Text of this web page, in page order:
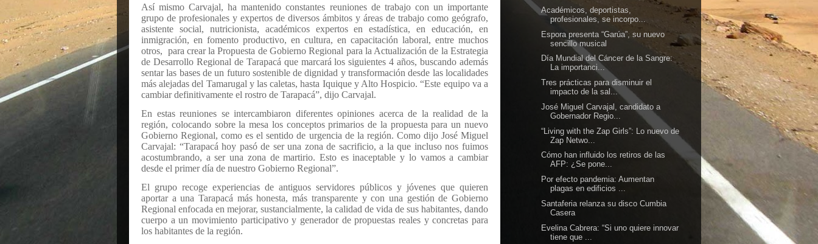
Así mismo Carvajal, ha mantenido constantes reuniones de trabajo con un importante
grupo de profesionales y expertos de diversos ámbitos y áreas de trabajo como geógrafo,
asistente social, nutricionista, académicos expertos en estadística, en educación, en
inmigración, en fomento productivo, en cultura, en capacitación laboral, entre muchos
otros, para crear la Propuesta de Gobierno Regional para la Actualización de la Estrategia
de Desarrollo Regional de Tarapacá que marcará los siguientes 4 años, buscando además
sentar las bases de un futuro sostenible de dignidad y transformación desde las localidades
más alejadas del Tamarugal y las caletas, hasta Iquique y Alto Hospicio. “Este equipo va a
cambiar definitivamente el rostro de Tarapacá”, dijo Carvajal.
En estas reuniones se intercambiaron diferentes opiniones acerca de la realidad de la
región, colocando sobre la mesa los conceptos primarios de la propuesta para un nuevo
Gobierno Regional, como es el sentido de urgencia de la región. Como dijo José Miguel
Carvajal: “Tarapacá hoy pasó de ser una zona de sacrificio, a la que incluso nos fuimos
acostumbrando, a ser una zona de martirio. Esto es inaceptable y lo vamos a cambiar
desde el primer día de nuestro Gobierno Regional”.
El grupo recoge experiencias de antiguos servidores públicos y jóvenes que quieren
aportar a una Tarapacá más honesta, más transparente y con una gestión de Gobierno
Regional enfocada en mejorar, sustancialmente, la calidad de vida de sus habitantes, dando
cuerpo a un movimiento participativo y generador de propuestas reales y concretas para
los habitantes de la región.
Académicos, deportistas,
profesionales, se incorpo...
Espora presenta “Garúa”, su nuevo
sencillo musical
Día Mundial del Cáncer de la Sangre:
La importanci...
Tres prácticas para disminuir el
impacto de la sal...
José Miguel Carvajal, candidato a
Gobernador Regio...
“Living with the Zap Girls”: Lo nuevo de
Zap Netwo...
Cómo han influido los retiros de las
AFP: ¿Se pone...
Por efecto pandemia: Aumentan
plagas en edificios ...
Santaferia relanza su disco Cumbia
Casera
Evelina Cabrera: “Si uno quiere innovar
tiene que ...